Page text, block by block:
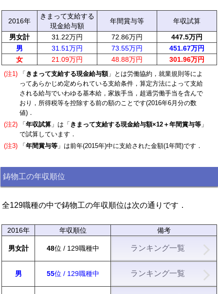
2016年
きまって支給する
現金給与額
年間賞与等 年収試算
男女計 31.22万円 72.86万円
447.5万円
男
31.51万円 73.55万円
451.67万円
女
21.09万円 48.88万円 301.96万円
(注1) 「 きまって支給する現金給与額」とは労働協約，就業規則等によ
ってあらかじめ定められている支給条件，算定方法によって支給
される給与でいわゆる基本給，家族手当，超過労働手当を含んで
おり，所得税等を控除する前の額のことです(2016年6月分の数
値)．
(注2)
「 年収試算 」は「 きまって支給する現金給与額×12＋年間賞与等 」
で試算しています．
(注3)
「 年間賞与等 」は前年(2015年)中に支給された金額(1年間)です．
鋳物工の年収順位
全129職種の中で鋳物工の年収順位は次の通りです．
2016年 年収順位 備考
男女計 48位 / 129職種中 ランキング一覧
男 55位 / 129職種中 ランキング一覧